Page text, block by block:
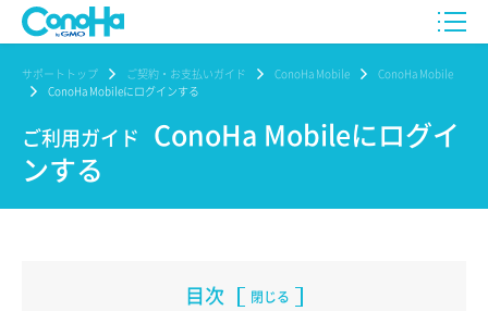
サポートトップ ご契約・お支払いガイド ConoHa Mobile
ConoHa Mobile
ConoHa Mobileにログインする
ご利用ガイド ConoHa Mobileにログイ
ンする
目次 閉じる